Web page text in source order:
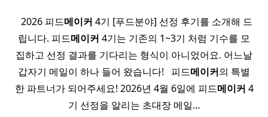
​ ​ 2026 피드메이커 4기 [푸드분야] 선정 후기를 소개해 드
립니다. 피드메이커 4기는 기존의 1~3기 처럼 기수를 모
집하고 선정 결과를 기다리는 형식이 아니었어요. 어느날
갑자기 메일이 하나 들어 왔습니다! ​ ​ 피드메이커의 특별
한 파트너가 되어주세요! 2026년 4월 6일에 피드메이커 4
기 선정을 알리는 초대장 메일…